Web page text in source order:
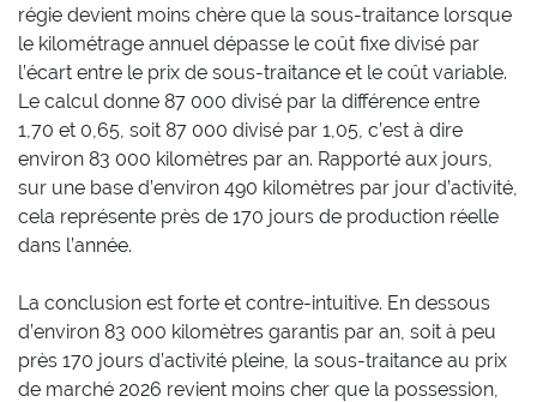
régie devient moins chère que la sous-traitance lorsque
le kilométrage annuel dépasse le coût fixe divisé par
l’écart entre le prix de sous-traitance et le coût variable.
Le calcul donne 87 000 divisé par la différence entre
1,70 et 0,65, soit 87 000 divisé par 1,05, c’est à dire
environ 83 000 kilomètres par an. Rapporté aux jours,
sur une base d’environ 490 kilomètres par jour d’activité,
cela représente près de 170 jours de production réelle
dans l’année.
La conclusion est forte et contre-intuitive. En dessous
d’environ 83 000 kilomètres garantis par an, soit à peu
près 170 jours d’activité pleine, la sous-traitance au prix
de marché 2026 revient moins cher que la possession,